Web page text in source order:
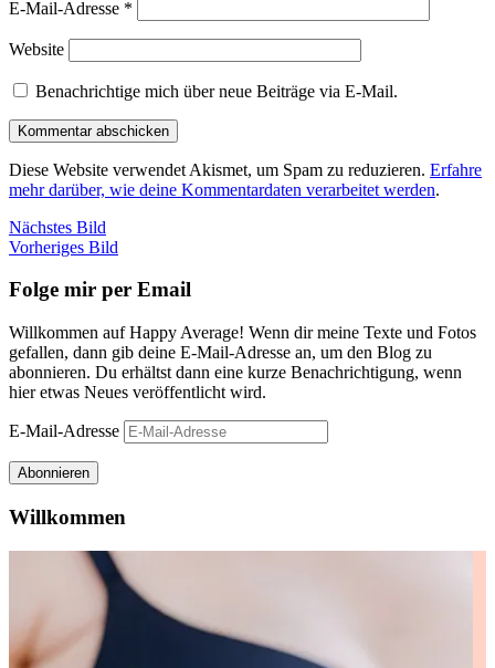
E-Mail-Adresse *
Website
Benachrichtige mich über neue Beiträge via E-Mail.
Diese Website verwendet Akismet, um Spam zu reduzieren. Erfahre
mehr darüber, wie deine Kommentardaten verarbeitet werden.
Nächstes Bild
Vorheriges Bild
Folge mir per Email
Willkommen auf Happy Average! Wenn dir meine Texte und Fotos
gefallen, dann gib deine E-Mail-Adresse an, um den Blog zu
abonnieren. Du erhältst dann eine kurze Benachrichtigung, wenn
hier etwas Neues veröffentlicht wird.
E-Mail-Adresse
Abonnieren
Willkommen